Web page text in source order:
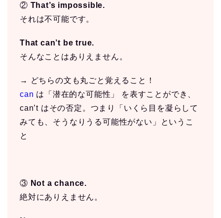
② That’s impossible.
それは不可能です。
That can’t be true.
そんなことはありえません。
→ どちらの文も丸ごと覚えること！
can は「潜在的な可能性」 を表すことができ、
can’t はその否定。つまり「いくら目を凝らして
みても、そうなりうる可能性がない」というこ
と
③ Not a chance.
絶対にありえません。